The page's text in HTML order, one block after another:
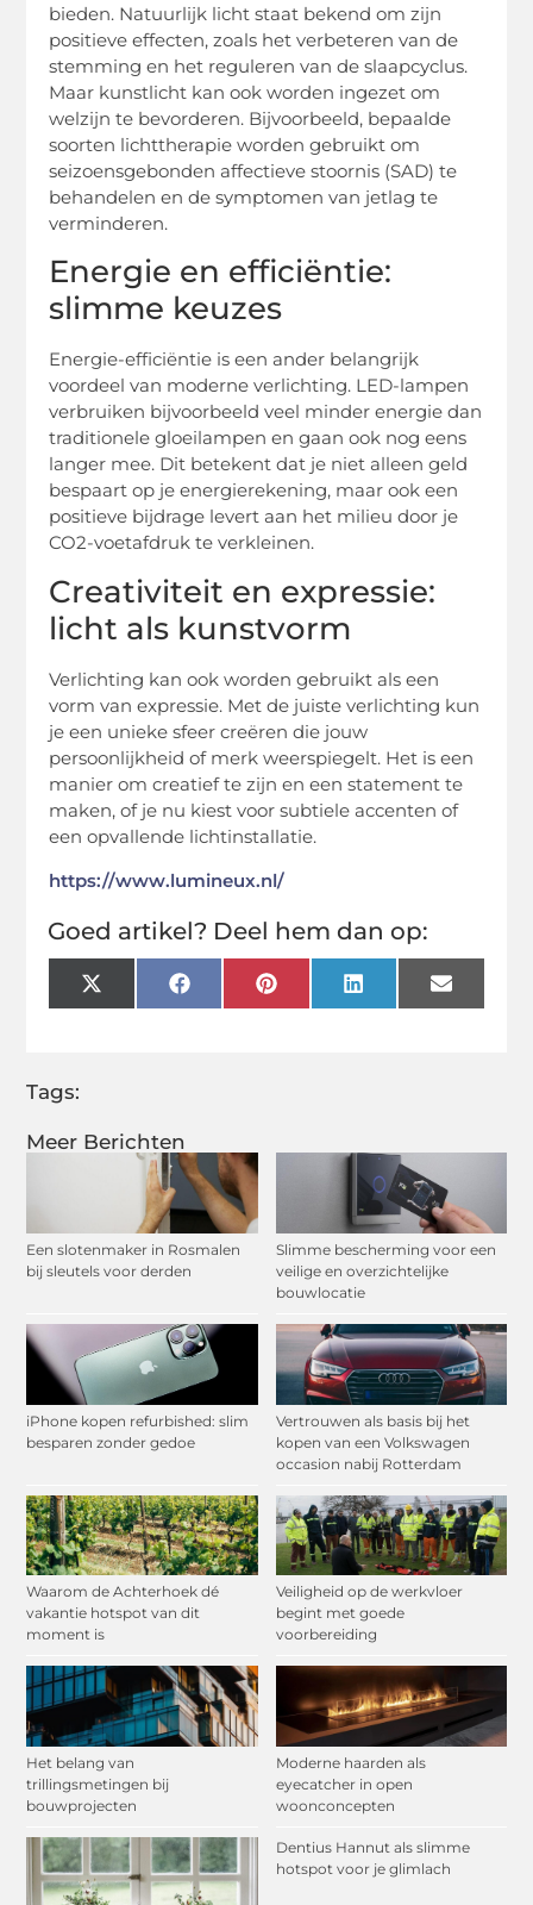
Meer Berichten
Een slotenmaker in Rosmalen
bij sleutels voor derden
Slimme bescherming voor een
veilige en overzichtelijke
bouwlocatie
iPhone kopen refurbished: slim
besparen zonder gedoe
Vertrouwen als basis bij het
kopen van een Volkswagen
occasion nabij Rotterdam
Waarom de Achterhoek dé
vakantie hotspot van dit
moment is
Veiligheid op de werkvloer
begint met goede
voorbereiding
Het belang van
trillingsmetingen bij
bouwprojecten
Moderne haarden als
eyecatcher in open
woonconcepten
Dentius Hannut als slimme
hotspot voor je glimlach
bieden. Natuurlijk licht staat bekend om zijn
positieve effecten, zoals het verbeteren van de
stemming en het reguleren van de slaapcyclus.
Maar kunstlicht kan ook worden ingezet om
welzijn te bevorderen. Bijvoorbeeld, bepaalde
soorten lichttherapie worden gebruikt om
seizoensgebonden affectieve stoornis (SAD) te
behandelen en de symptomen van jetlag te
verminderen.
Energie en efficiëntie:
slimme keuzes
Energie-efficiëntie is een ander belangrijk
voordeel van moderne verlichting. LED-lampen
verbruiken bijvoorbeeld veel minder energie dan
traditionele gloeilampen en gaan ook nog eens
langer mee. Dit betekent dat je niet alleen geld
bespaart op je energierekening, maar ook een
positieve bijdrage levert aan het milieu door je
CO2-voetafdruk te verkleinen.
Creativiteit en expressie:
licht als kunstvorm
Verlichting kan ook worden gebruikt als een
vorm van expressie. Met de juiste verlichting kun
je een unieke sfeer creëren die jouw
persoonlijkheid of merk weerspiegelt. Het is een
manier om creatief te zijn en een statement te
maken, of je nu kiest voor subtiele accenten of
een opvallende lichtinstallatie.
https://www.lumineux.nl/
Goed artikel? Deel hem dan op:
X
(Twitter)
FacebookPinterestLinkedInEmail
Tags: